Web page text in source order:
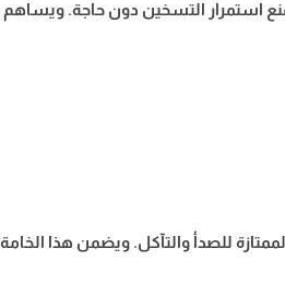
يمنع استمرار التسخين دون حاجة.
304 عالي الجودة، المعروف بمقاومته الممتازة